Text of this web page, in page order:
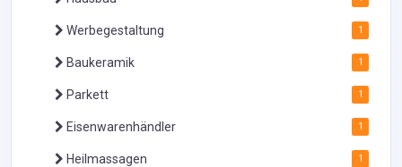
Werbegestaltung 1
Baukeramik 1
Parkett 1
Eisenwarenhändler 1
Heilmassagen 1